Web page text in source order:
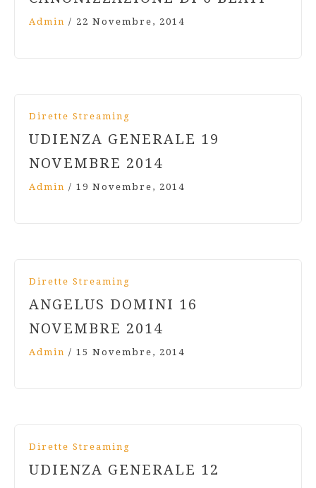
Admin / 22 Novembre, 2014
Dirette Streaming
UDIENZA GENERALE 19
NOVEMBRE 2014
Admin / 19 Novembre, 2014
Dirette Streaming
ANGELUS DOMINI 16
NOVEMBRE 2014
Admin / 15 Novembre, 2014
Dirette Streaming
UDIENZA GENERALE 12